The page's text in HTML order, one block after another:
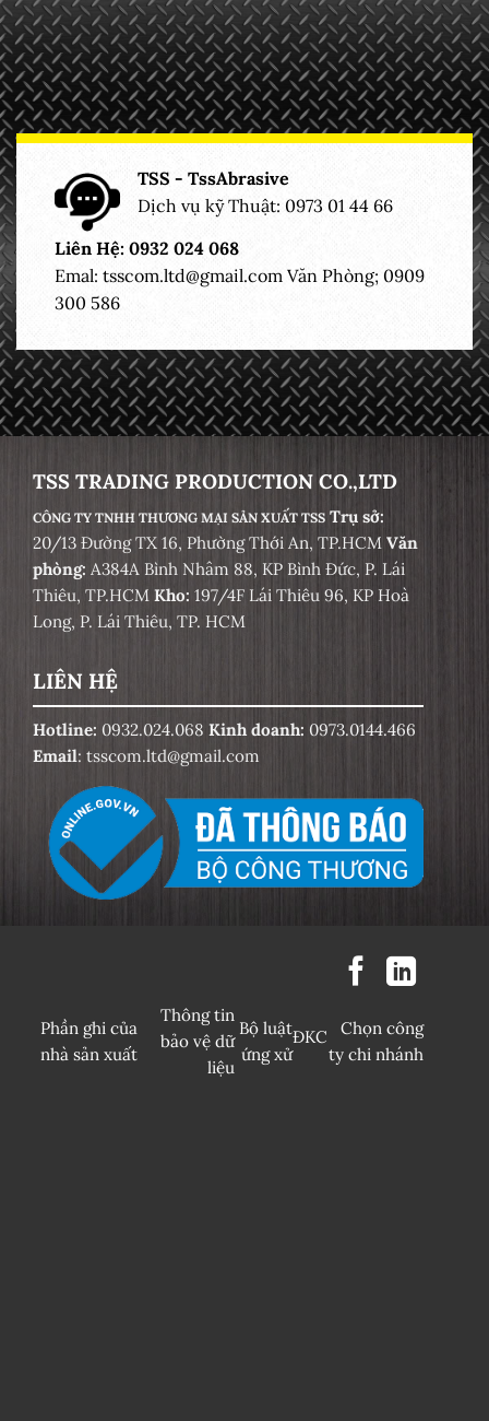
TSS - TssAbrasive
Dịch vụ kỹ Thuật: 0973 01 44 66
Liên Hệ: 0932 024 068
Emal: tsscom.ltd@gmail.com Văn Phòng; 0909
300 586
TSS TRADING PRODUCTION CO.,LTD
CÔNG TY TNHH THƯƠNG MẠI SẢN XUẤT TSS Trụ sở:
20/13 Đường TX 16, Phường Thới An, TP.HCM Văn
phòng: A384A Bình Nhâm 88, KP Bình Đức, P. Lái
Thiêu, TP.HCM Kho: 197/4F Lái Thiêu 96, KP Hoà
Long, P. Lái Thiêu, TP. HCM
LIÊN HỆ
Hotline: 0932.024.068 Kinh doanh: 0973.0144.466
Email: tsscom.ltd@gmail.com
Phần ghi của
nhà sản xuất
Thông tin
bảo vệ dữ
liệu
Bộ luật
ứng xử
ĐKC
Chọn công
ty chi nhánh